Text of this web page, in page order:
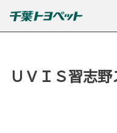
ＵＶＩＳ習志